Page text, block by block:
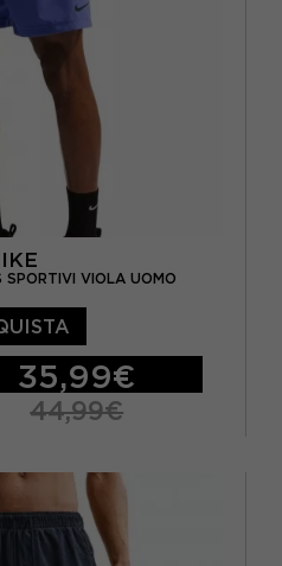
SPORTIVI VIOLA UOMO
35,99€
44,99€